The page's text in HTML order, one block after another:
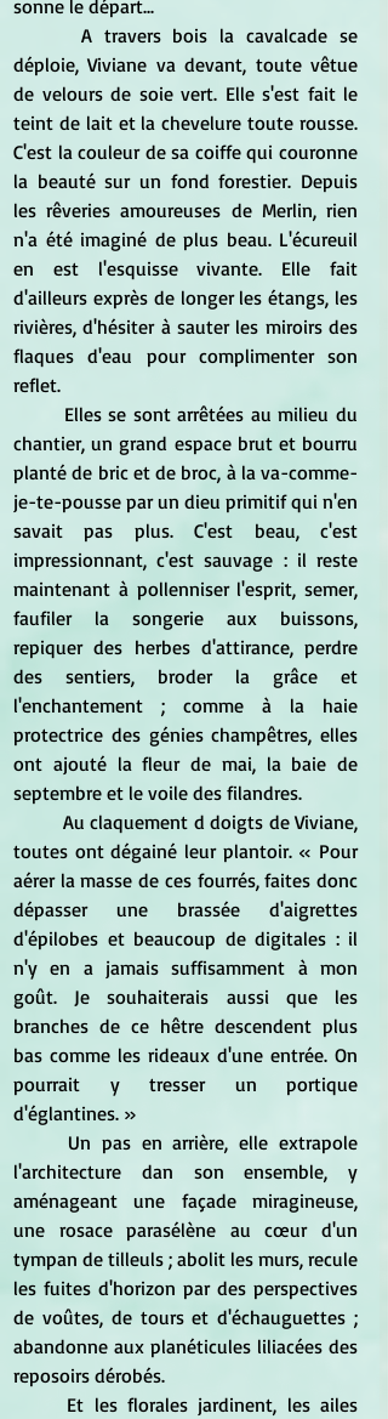
sonne le départ...
déploie, Viviane va devant, toute vêtue
de velours de soie vert. Elle s'est fait le
teint de lait et la chevelure toute rousse.
C'est la couleur de sa coiffe qui couronne
la beauté sur un fond forestier. Depuis
les rêveries amoureuses de Merlin, rien
n'a été imaginé de plus beau. L'écureuil
en est l'esquisse vivante. Elle fait
d'ailleurs exprès de longer les étangs, les
rivières, d'hésiter à sauter les miroirs des
flaques d'eau pour complimenter son
reflet.
chantier, un grand espace brut et bourru
planté de bric et de broc, à la va-comme-
je-te-pousse par un dieu primitif qui n'en
savait pas plus. C'est beau, c'est
impressionnant, c'est sauvage : il reste
maintenant à pollenniser l'esprit, semer,
faufiler la songerie aux buissons,
repiquer des herbes d'attirance, perdre
des sentiers, broder la grâce et
l'enchantement ; comme à la haie
protectrice des génies champêtres, elles
ont ajouté la fleur de mai, la baie de
septembre et le voile des filandres.
toutes ont dégainé leur plantoir. « Pour
aérer la masse de ces fourrés, faites donc
dépasser une brassée d'aigrettes
d'épilobes et beaucoup de digitales : il
n'y en a jamais suffisamment à mon
goût. Je souhaiterais aussi que les
branches de ce hêtre descendent plus
bas comme les rideaux d'une entrée. On
pourrait y tresser un portique
d'églantines. »
l'architecture dan son ensemble, y
aménageant une façade miragineuse,
une rosace parasélène au cœur d'un
tympan de tilleuls ; abolit les murs, recule
les fuites d'horizon par des perspectives
de voûtes, de tours et d'échauguettes ;
abandonne aux planéticules liliacées des
reposoirs dérobés.